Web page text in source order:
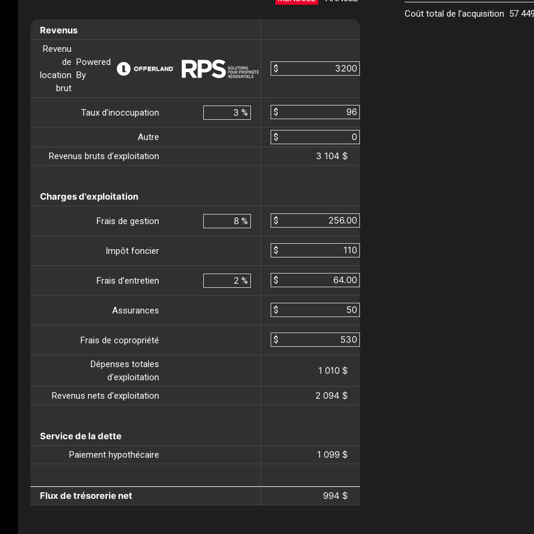
Revenus
Revenu
de
location
brut
Powered
By
$
Taux d'inoccupation % $
Autre
$
Revenus bruts d'exploitation
3 104 $
Charges d'exploitation
Frais de gestion % $
Impôt foncier $
Frais d’entretien % $
Assurances $
Frais de copropriété $
Dépenses totales
d'exploitation
1 010 $
Revenus nets d'exploitation 2 094 $
Service de la dette
Paiement hypothécaire 1 099 $
Flux de trésorerie net 994 $
Coût total de l’acquisition 57